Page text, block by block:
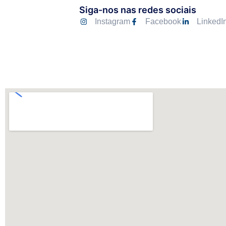
Siga-nos nas redes sociais
Instagram Facebook